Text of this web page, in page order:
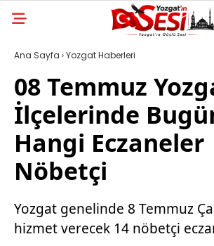
Ana Sayfa ›Yozgat Haberleri
08 Temmuz
İlçelerinde
Hangi Eczaneler
Nöbetçi
Yozgat genelinde 8 Temmuz
hizmet verecek 14 nöbetçi